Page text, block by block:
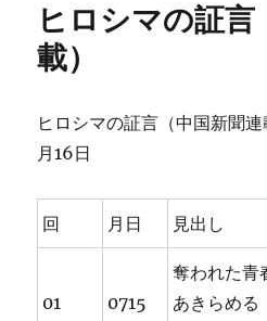
ヒロシマの証言
載）
ヒロシマの証言（中国新聞
月16日
回 月日 見出し
01 0715
奪われた
あきらめ